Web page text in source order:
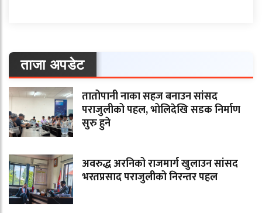
ताजा अपडेट
तातोपानी नाका सहज बनाउन सांसद
पराजुलीको पहल, भोलिदेखि सडक निर्माण
सुरु हुने
अवरुद्ध अरनिको राजमार्ग खुलाउन सांसद
भरतप्रसाद पराजुलीको निरन्तर पहल